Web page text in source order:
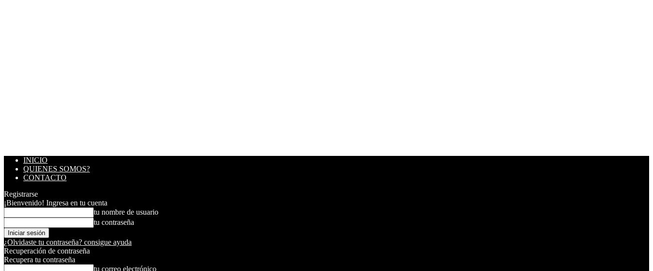
INICIO
QUIENES SOMOS?
CONTACTO
Registrarse
¡Bienvenido! Ingresa en tu cuenta
tu nombre de usuario
tu contraseña
¿Olvidaste tu contraseña? consigue ayuda
Recuperación de contraseña
Recupera tu contraseña
tu correo electrónico